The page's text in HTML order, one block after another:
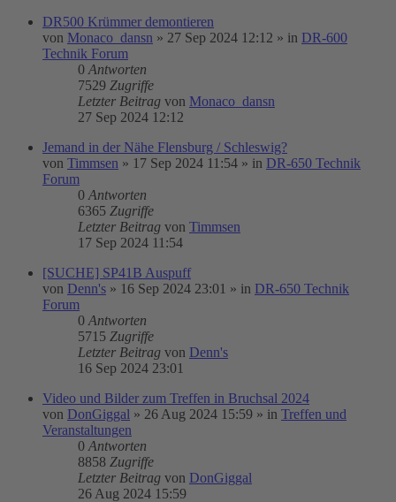
DR500 Krümmer demontieren
von Monaco_dansn » 27 Sep 2024 12:12 » in DR-600
Technik Forum
0 Antworten
7529 Zugriffe
Letzter Beitrag von Monaco_dansn
27 Sep 2024 12:12
Jemand in der Nähe Flensburg / Schleswig?
von Timmsen » 17 Sep 2024 11:54 » in DR-650 Technik
Forum
0 Antworten
6365 Zugriffe
Letzter Beitrag von Timmsen
17 Sep 2024 11:54
[SUCHE] SP41B Auspuff
von Denn's » 16 Sep 2024 23:01 » in DR-650 Technik
Forum
0 Antworten
5715 Zugriffe
Letzter Beitrag von Denn's
16 Sep 2024 23:01
Video und Bilder zum Treffen in Bruchsal 2024
von DonGiggal » 26 Aug 2024 15:59 » in Treffen und
Veranstaltungen
0 Antworten
8858 Zugriffe
Letzter Beitrag von DonGiggal
26 Aug 2024 15:59